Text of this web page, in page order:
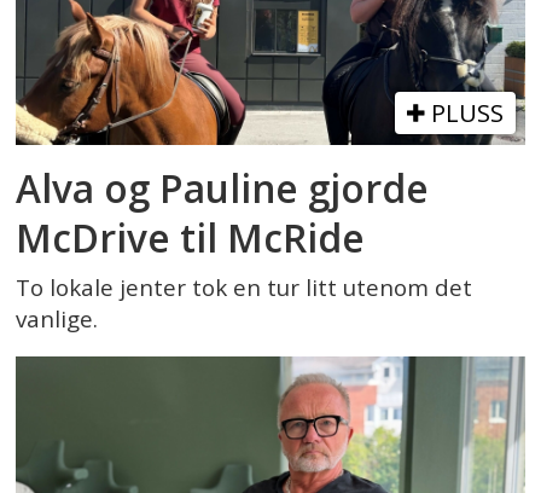
PLUSS
Alva og Pauline gjorde
McDrive til McRide
To lokale jenter tok en tur litt utenom det
vanlige.